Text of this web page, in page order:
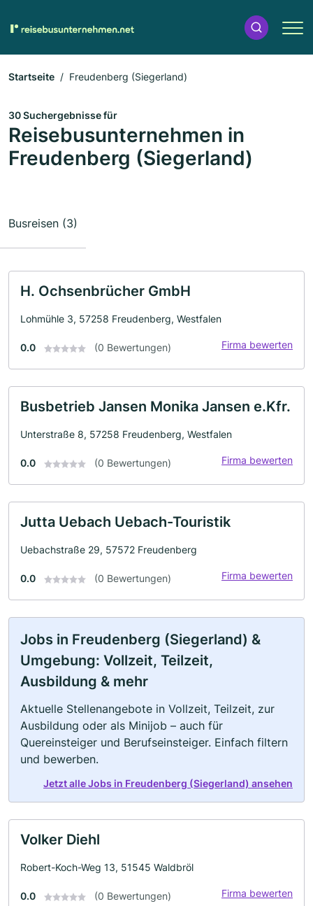
Startseite Freudenberg (Siegerland)
30 Suchergebnisse für
Reisebusunternehmen in
Freudenberg (Siegerland)
Busreisen (3)
H. Ochsenbrücher GmbH
Lohmühle 3, 57258 Freudenberg, Westfalen
0.0 (0 Bewertungen) Firma bewerten
Busbetrieb Jansen Monika Jansen e.Kfr.
Unterstraße 8, 57258 Freudenberg, Westfalen
0.0 (0 Bewertungen) Firma bewerten
Jutta Uebach Uebach-Touristik
Uebachstraße 29, 57572 Freudenberg
0.0 (0 Bewertungen) Firma bewerten
Jobs in Freudenberg (Siegerland) &
Umgebung: Vollzeit, Teilzeit,
Ausbildung & mehr
Aktuelle Stellenangebote in Vollzeit, Teilzeit, zur
Ausbildung oder als Minijob – auch für
Quereinsteiger und Berufseinsteiger. Einfach filtern
und bewerben.
Jetzt alle Jobs in Freudenberg (Siegerland) ansehen
Volker Diehl
Robert-Koch-Weg 13, 51545 Waldbröl
0.0 (0 Bewertungen) Firma bewerten